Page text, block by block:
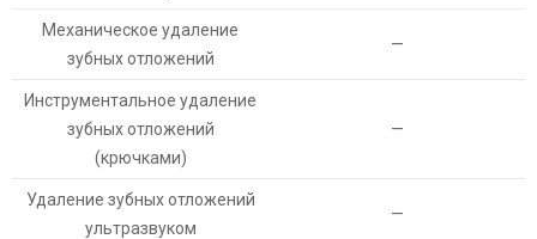
Механическое удаление
зубных отложений
—
Инструментальное удаление
зубных отложений
(крючками)
—
Удаление зубных отложений
ультразвуком
—